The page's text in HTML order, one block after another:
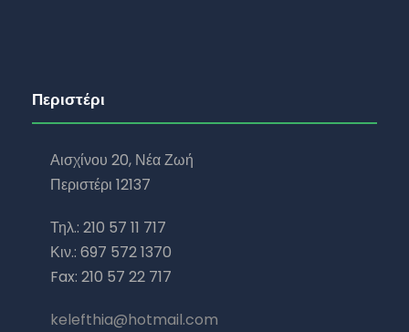
Περιστέρι
Αισχίνου 20, Νέα Ζωή
Περιστέρι 12137
Τηλ.: 210 57 11 717
Κιν.: 697 572 1370
Fax: 210 57 22 717
kelefthia@hotmail.com